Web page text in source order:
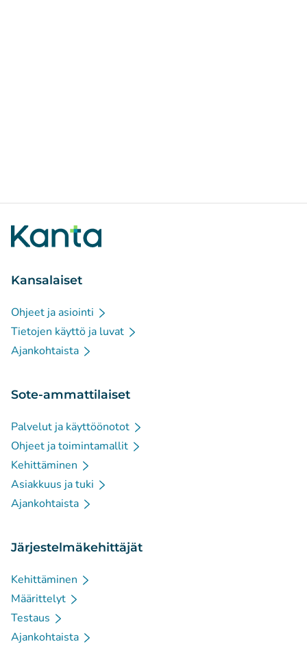
Kansalaiset
Ohjeet ja asiointi
Tietojen käyttö ja luvat
Ajankohtaista
Sote-ammattilaiset
Palvelut ja käyttöönotot
Ohjeet ja toimintamallit
Kehittäminen
Asiakkuus ja tuki
Ajankohtaista
Järjestelmäkehittäjät
Kehittäminen
Määrittelyt
Testaus
Ajankohtaista